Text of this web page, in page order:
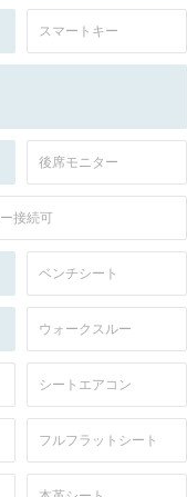
スマートキー
後席モニター
接続可
ベンチシート
ウォークスルー
シートエアコン
フルフラットシート